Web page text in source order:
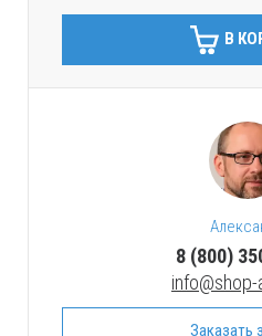
В
8 (800)
info@shop-
Заказать